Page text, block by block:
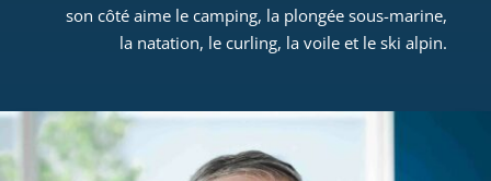
son côté aime le camping, la plongée sous-marine,
la natation, le curling, la voile et le ski alpin.